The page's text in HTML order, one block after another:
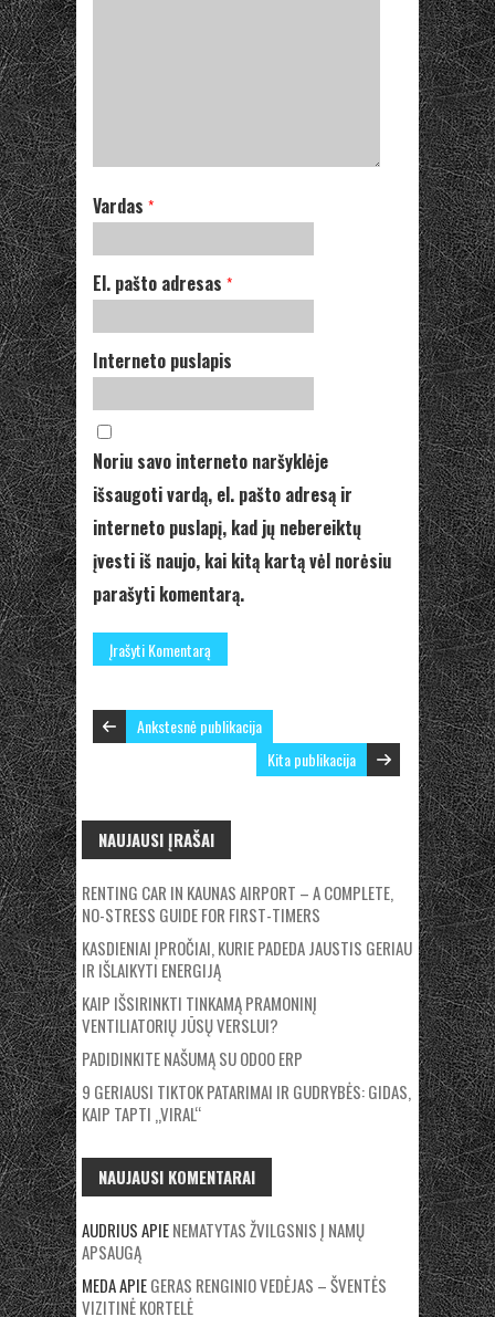
Vardas *
El. pašto adresas *
Interneto puslapis
Noriu savo interneto naršyklėje
išsaugoti vardą, el. pašto adresą ir
interneto puslapį, kad jų nebereiktų
įvesti iš naujo, kai kitą kartą vėl norėsiu
parašyti komentarą.
Ankstesnė publikacija
Kita publikacija
NAUJAUSI ĮRAŠAI
RENTING CAR IN KAUNAS AIRPORT – A COMPLETE,
NO-STRESS GUIDE FOR FIRST-TIMERS
KASDIENIAI ĮPROČIAI, KURIE PADEDA JAUSTIS GERIAU
IR IŠLAIKYTI ENERGIJĄ
KAIP IŠSIRINKTI TINKAMĄ PRAMONINĮ
VENTILIATORIŲ JŪSŲ VERSLUI?
PADIDINKITE NAŠUMĄ SU ODOO ERP
9 GERIAUSI TIKTOK PATARIMAI IR GUDRYBĖS: GIDAS,
KAIP TAPTI „VIRAL“
NAUJAUSI KOMENTARAI
AUDRIUSAPIENEMATYTAS ŽVILGSNIS Į NAMŲ
APSAUGĄ
MEDAAPIEGERAS RENGINIO VEDĖJAS – ŠVENTĖS
VIZITINĖ KORTELĖ